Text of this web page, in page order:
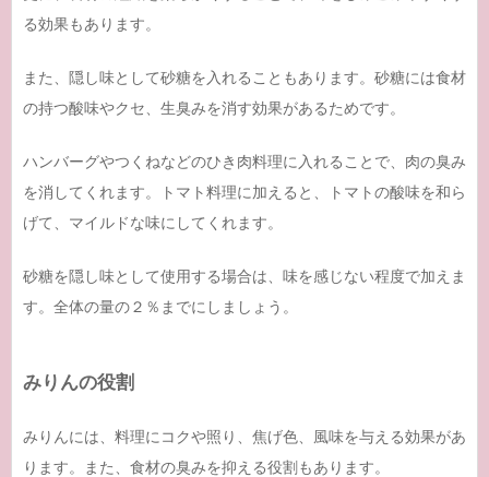
る効果もあります。
また、隠し味として砂糖を入れることもあります。砂糖には食材
の持つ酸味やクセ、生臭みを消す効果があるためです。
ハンバーグやつくねなどのひき肉料理に入れることで、肉の臭み
を消してくれます。トマト料理に加えると、トマトの酸味を和ら
げて、マイルドな味にしてくれます。
砂糖を隠し味として使用する場合は、味を感じない程度で加えま
す。全体の量の２％までにしましょう。
みりんの役割
みりんには、料理にコクや照り、焦げ色、風味を与える効果があ
ります。また、食材の臭みを抑える役割もあります。